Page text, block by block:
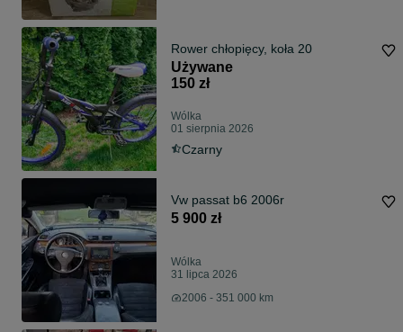
Rower chłopięcy, koła 20
Używane
150 zł
Wólka
01 sierpnia 2026
Czarny
Vw passat b6 2006r
5 900 zł
Wólka
31 lipca 2026
2006 - 351 000 km